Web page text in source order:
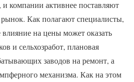
и компании активнее поставляют
Как полагают специалисты,
на цены может оказать
и сельхозработ, плановая
заводов на ремонт, а
механизма. Как на этом